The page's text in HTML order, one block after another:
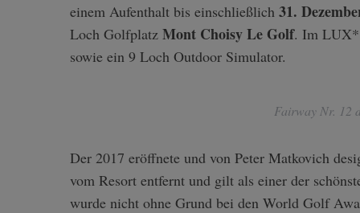
einem Aufenthalt bis einschließlich 31.
Loch Golfplatz Mont Choisy Le Golf. Im LUX*
sowie ein 9 Loch Outdoor Simulator.
Fairway Nr. 12
Der 2017 eröffnete und von Peter Matkovich
vom Resort entfernt und gilt als einer der
wurde nicht ohne Grund bei den World Golf